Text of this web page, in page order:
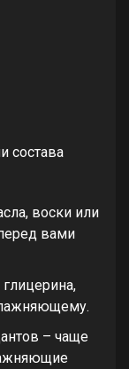
состава
воски или
вами
– чаще